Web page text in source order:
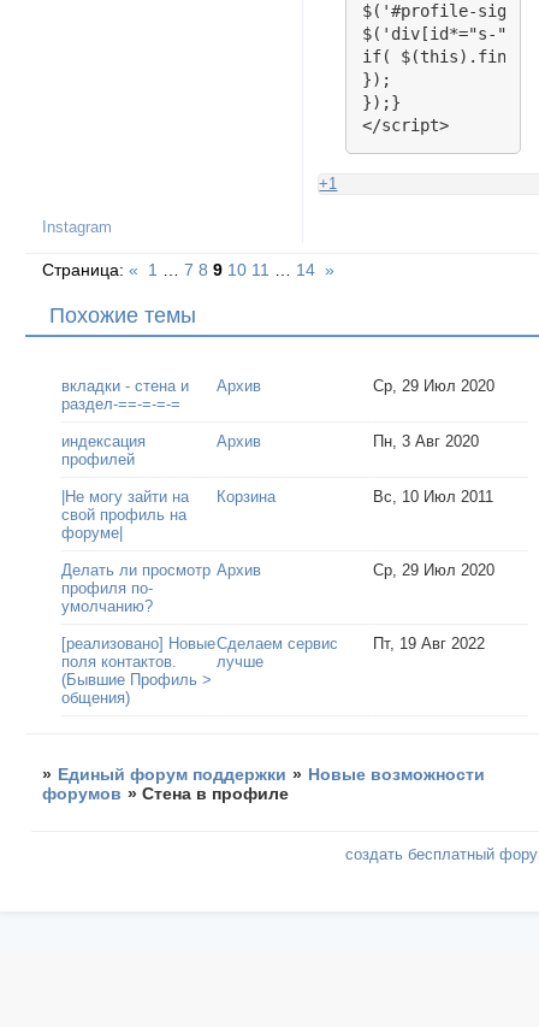
$('#profile-
$('div[id*="s-
if(
});
});}
</script>
+1
Instagram
Страница:« 1 … 7 8 9 10 11 … 14 »
Похожие темы
вкладки - стена и
раздел-==-=-=-=
Архив Ср, 29 Июл 2020
индексация
профилей
Архив Пн, 3 Авг 2020
|Не могу зайти на
свой профиль на
форуме|
Корзина Вс, 10 Июл 2011
Делать ли просмотр
профиля по-
умолчанию?
Архив Ср, 29 Июл 2020
[реализовано] Новые
поля контактов.
(Бывшие Профиль >
общения)
Сделаем сервис
лучше
Пт, 19 Авг 2022
» Единый форум поддержки » Новые возможности
форумов »Стена в профиле
создать бесплатный